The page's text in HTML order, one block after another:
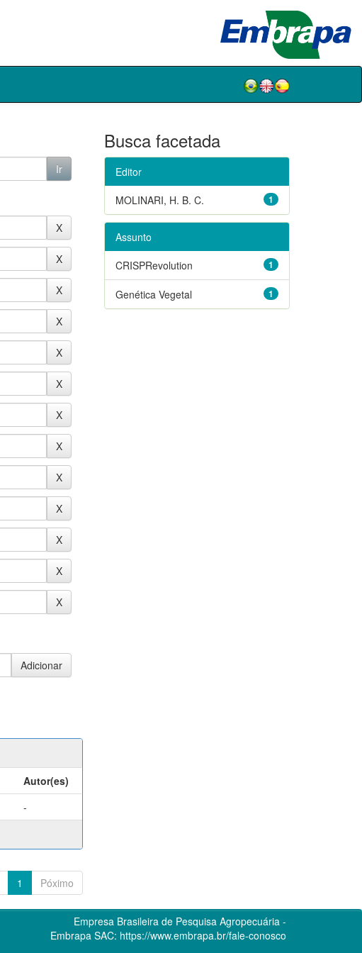
Autor(es)
-
1 Póximo
Busca facetada
Editor
1
MOLINARI, H. B. C.
Assunto
1
CRISPRevolution
1
Genética Vegetal
Empresa Brasileira de Pesquisa Agropecuária -
Embrapa SAC: https://www.embrapa.br/fale-conosco